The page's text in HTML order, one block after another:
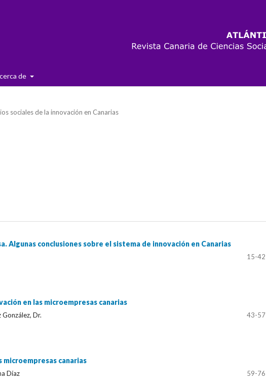
de
sociales de la innovación en Canarias
Algunas conclusiones sobre el sistema de innovación en Canarias
15-42
en las microempresas canarias
Dr. 43-57
microempresas canarias
Díaz 59-76